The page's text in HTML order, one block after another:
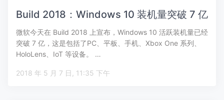
Build 2018：Windows 10 装机量突破 7 亿
微软今天在 Build 2018 上宣布，Windows 10 活跃装机量已经
突破 7 亿，这是包括了PC、平板、手机、Xbox One 系列、
HoloLens、IoT 等设备。 …
2018 年 5 月 7 日, 11:35 下午